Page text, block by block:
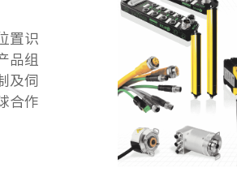
置识
品组
及伺
合作